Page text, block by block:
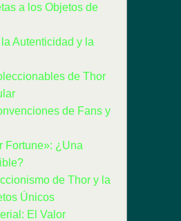
a los Objetos de
Autenticidad y la
de Thor
de Fans y
Fortune»: ¿Una
de Thor y la
Únicos
El Valor